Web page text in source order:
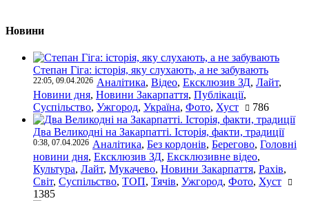
Новини
Степан Гіга: історія, яку слухають, а не забувають
22:05, 09.04.2026 Аналітика, Відео, Ексклюзив ЗД, Лайт,
Новини дня, Новини Закарпаття, Публікації,
Суспільство, Ужгород, Україна, Фото, Хуст 786
Два Великодні на Закарпатті. Історія, факти, традиції
0:38, 07.04.2026 Аналітика, Без кордонів, Берегово, Головні
новини дня, Ексклюзив ЗД, Ексклюзивне відео,
Культура, Лайт, Мукачево, Новини Закарпаття, Рахів,
Світ, Суспільство, ТОП, Тячів, Ужгород, Фото, Хуст
1385